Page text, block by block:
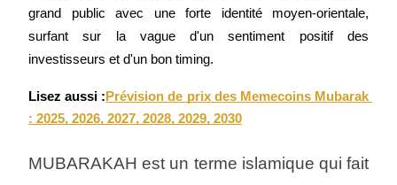
grand public avec une forte identité moyen-orientale,
surfant sur la vague d'un sentiment positif des
investisseurs et d'un bon timing.
Lisez aussi : Prévision de prix des Memecoins Mubarak
: 2025, 2026, 2027, 2028, 2029, 2030
MUBARAKAH est un terme islamique qui fait